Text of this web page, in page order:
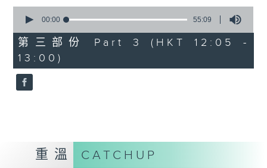
seconds
55
minutes,
9
seconds
00:00 55:09
第三部份 Part 3 (HKT 12:05 -
13:00)
重溫 CATCHUP